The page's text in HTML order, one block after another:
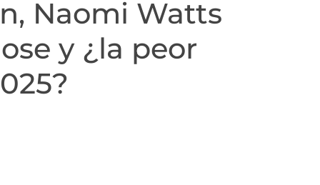
Naomi Watts
y ¿la peor